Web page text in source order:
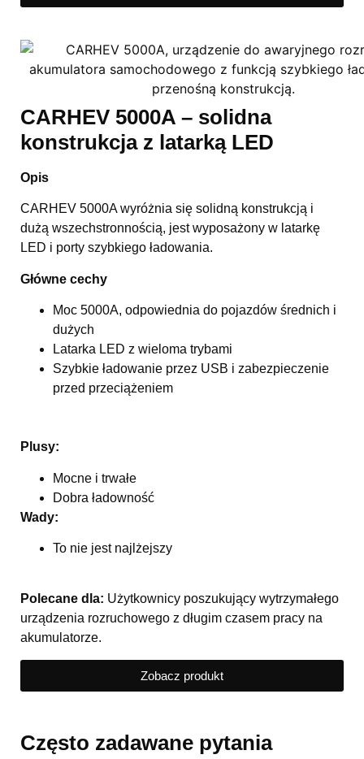
CARHEV 5000A – solidna
konstrukcja z latarką LED
Opis
CARHEV 5000A wyróżnia się solidną konstrukcją i
dużą wszechstronnością, jest wyposażony w latarkę
LED i porty szybkiego ładowania.
Główne cechy
Moc 5000A, odpowiednia do pojazdów średnich i
dużych
Latarka LED z wieloma trybami
Szybkie ładowanie przez USB i zabezpieczenie
przed przeciążeniem
Plusy:
Mocne i trwałe
Dobra ładowność
Wady:
To nie jest najlżejszy
Polecane dla: Użytkownicy poszukujący wytrzymałego
urządzenia rozruchowego z długim czasem pracy na
akumulatorze.
Zobacz produkt
Często zadawane pytania